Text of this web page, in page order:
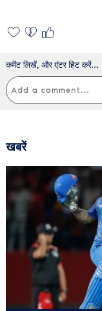
कमेंट लिखें, और एंटर हिट करें...
खबरें